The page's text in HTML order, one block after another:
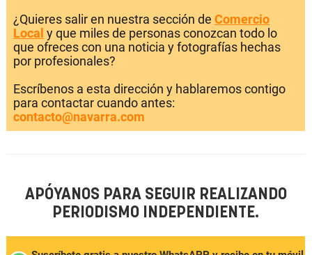
¿Quieres salir en nuestra sección de Comercio
Local y que miles de personas conozcan todo lo
que ofreces con una noticia y fotografías hechas
por profesionales?
Escríbenos a esta dirección y hablaremos contigo
para contactar cuando antes:
contacto@navarra.com
APÓYANOS PARA SEGUIR REALIZANDO
PERIODISMO INDEPENDIENTE.